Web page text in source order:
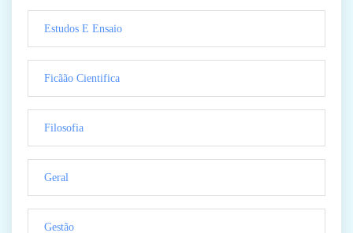
Estudos E Ensaio
Ficãão Cientifica
Filosofia
Geral
Gestão